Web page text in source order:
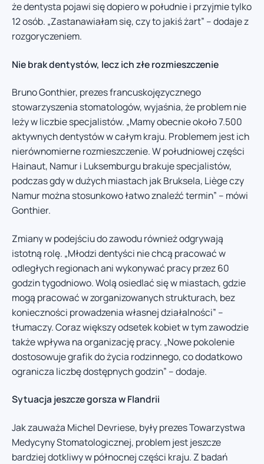
że dentysta pojawi się dopiero w południe i przyjmie tylko
12 osób. „Zastanawiałam się, czy to jakiś żart” – dodaje z
rozgoryczeniem.
Nie brak dentystów, lecz ich złe rozmieszczenie
Bruno Gonthier, prezes francuskojęzycznego
stowarzyszenia stomatologów, wyjaśnia, że problem nie
leży w liczbie specjalistów. „Mamy obecnie około 7.500
aktywnych dentystów w całym kraju. Problemem jest ich
nierównomierne rozmieszczenie. W południowej części
Hainaut, Namur i Luksemburgu brakuje specjalistów,
podczas gdy w dużych miastach jak Bruksela, Liège czy
Namur można stosunkowo łatwo znaleźć termin” – mówi
Gonthier.
Zmiany w podejściu do zawodu również odgrywają
istotną rolę. „Młodzi dentyści nie chcą pracować w
odległych regionach ani wykonywać pracy przez 60
godzin tygodniowo. Wolą osiedlać się w miastach, gdzie
mogą pracować w zorganizowanych strukturach, bez
konieczności prowadzenia własnej działalności” –
tłumaczy. Coraz większy odsetek kobiet w tym zawodzie
także wpływa na organizację pracy. „Nowe pokolenie
dostosowuje grafik do życia rodzinnego, co dodatkowo
ogranicza liczbę dostępnych godzin” – dodaje.
Sytuacja jeszcze gorsza w Flandrii
Jak zauważa Michel Devriese, były prezes Towarzystwa
Medycyny Stomatologicznej, problem jest jeszcze
bardziej dotkliwy w północnej części kraju. Z badań